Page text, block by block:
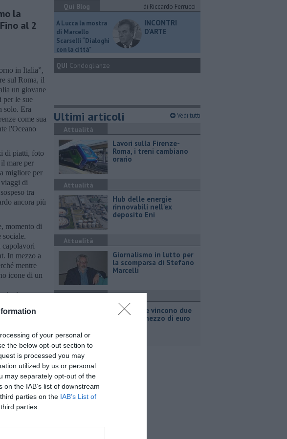
of your personal or
the below opt-out section to
is processed you may
utilized by us or personal
may separately opt-out of the
the IAB’s list of downstream
parties on the IAB’s List of
parties.
la
al 2
in Italia”,
sul Roma, il
un giovane
per le sue
solo. Era
come sua
l'Oceano
di piatti, foto
mare per
migliore per
di
tra
ancora più
momento di
sociale.
capolavori
In mezzo a
mentre
icone di un
come
ogni piede,
successo,
Qui Blog
di Riccardo Ferrucci
A Lucca la mostra
di Marcello
Scarselli “Dialoghi
con la città"
INCONTRI
D'ARTE
QUI Condoglianze
Ultimi articoli Vedi tutti
Attualità
Lavori sulla Firenze-
Roma, i treni cambiano
orario
Attualità
Hub delle energie
rinnovabili nell'ex
deposito Eni
Attualità
Giornalismo in lutto per
la scomparsa di Stefano
Marcelli
Grattano e vincono due
milioni e mezzo di euro